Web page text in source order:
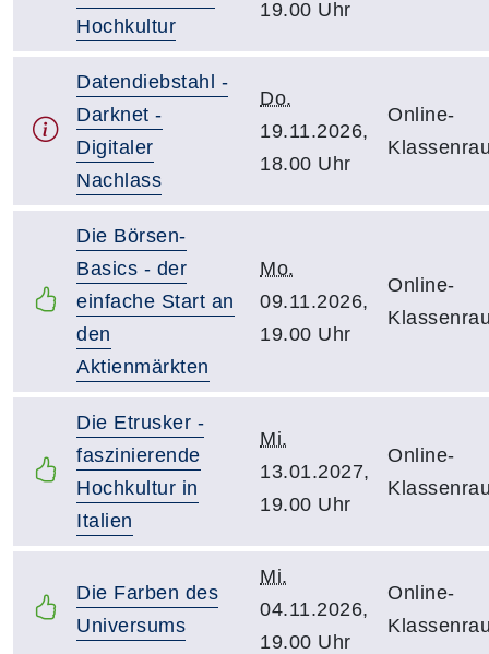
Hochkultur
19.00 Uhr
Datendiebstahl -
Darknet -
Digitaler
Nachlass
Do.
19.11.2026,
18.00 Uhr
Online-
Die Börsen-
Basics - der
einfache Start an
den
Aktienmärkten
Mo.
09.11.2026,
19.00 Uhr
Online-
Die Etrusker -
faszinierende
Hochkultur in
Italien
Mi.
13.01.2027,
19.00 Uhr
Online-
Die Farben des
Universums
Mi.
04.11.2026,
19.00 Uhr
Online-